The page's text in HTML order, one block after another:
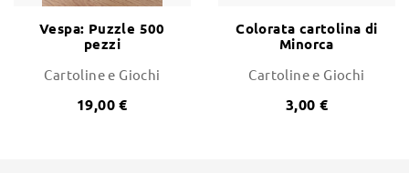
Vespa: Puzzle 500
pezzi
Cartoline e Giochi
19,00 €
Colorata cartolina di
Minorca
Cartoline e Giochi
3,00 €